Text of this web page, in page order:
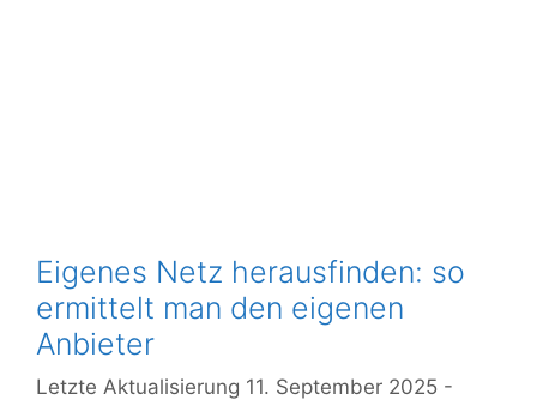
Eigenes Netz herausfinden: so
ermittelt man den eigenen
Anbieter
11. September 2025